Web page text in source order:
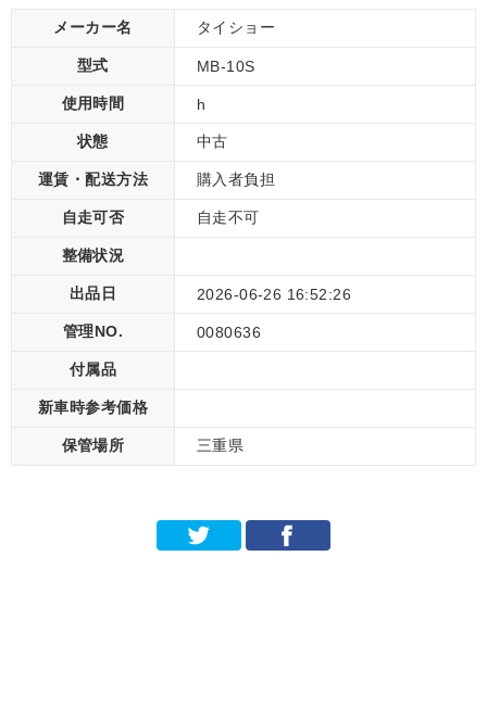
メーカー名 タイショー
型式 MB-10S
使用時間 h
状態 中古
運賃・配送方法 購入者負担
自走可否 自走不可
整備状況
出品日 2026-06-26 16:52:26
管理NO. 0080636
付属品
新車時参考価格
保管場所 三重県